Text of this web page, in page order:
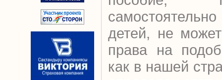
детей, не
права на
как в нашей